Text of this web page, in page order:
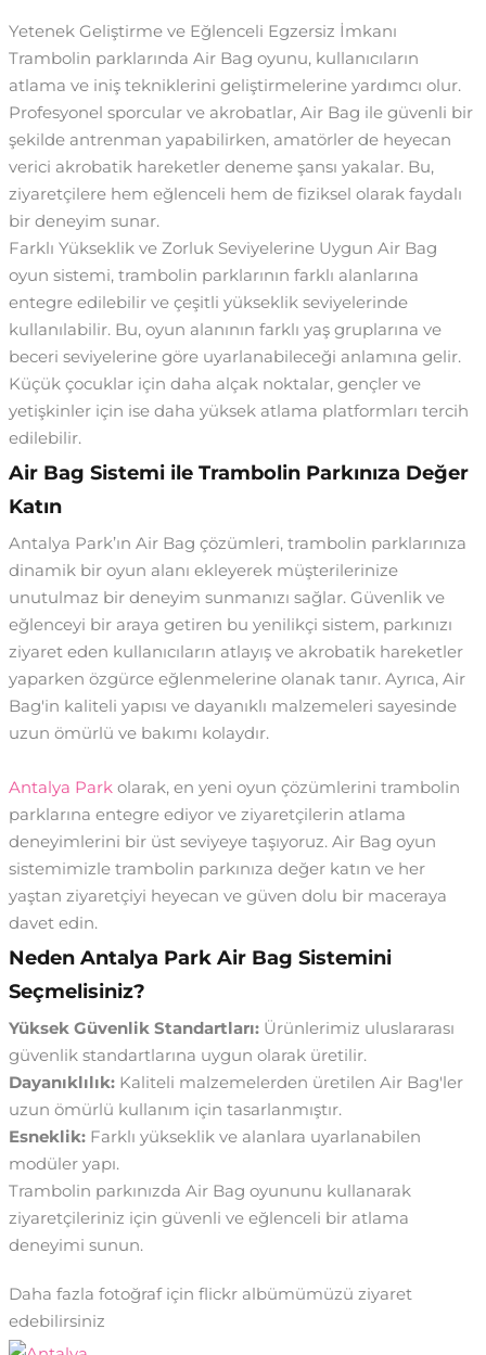
Yetenek Geliştirme ve Eğlenceli Egzersiz İmkanı
Trambolin parklarında Air Bag oyunu, kullanıcıların
atlama ve iniş tekniklerini geliştirmelerine yardımcı olur.
Profesyonel sporcular ve akrobatlar, Air Bag ile güvenli bir
şekilde antrenman yapabilirken, amatörler de heyecan
verici akrobatik hareketler deneme şansı yakalar. Bu,
ziyaretçilere hem eğlenceli hem de fiziksel olarak faydalı
bir deneyim sunar.
Farklı Yükseklik ve Zorluk Seviyelerine Uygun Air Bag
oyun sistemi, trambolin parklarının farklı alanlarına
entegre edilebilir ve çeşitli yükseklik seviyelerinde
kullanılabilir. Bu, oyun alanının farklı yaş gruplarına ve
beceri seviyelerine göre uyarlanabileceği anlamına gelir.
Küçük çocuklar için daha alçak noktalar, gençler ve
yetişkinler için ise daha yüksek atlama platformları tercih
edilebilir.
Air Bag Sistemi ile Trambolin Parkınıza Değer
Katın
Antalya Park’ın Air Bag çözümleri, trambolin parklarınıza
dinamik bir oyun alanı ekleyerek müşterilerinize
unutulmaz bir deneyim sunmanızı sağlar. Güvenlik ve
eğlenceyi bir araya getiren bu yenilikçi sistem, parkınızı
ziyaret eden kullanıcıların atlayış ve akrobatik hareketler
yaparken özgürce eğlenmelerine olanak tanır. Ayrıca, Air
Bag'in kaliteli yapısı ve dayanıklı malzemeleri sayesinde
uzun ömürlü ve bakımı kolaydır.
Antalya Parkolarak, en yeni oyun çözümlerini trambolin
parklarına entegre ediyor ve ziyaretçilerin atlama
deneyimlerini bir üst seviyeye taşıyoruz. Air Bag oyun
sistemimizle trambolin parkınıza değer katın ve her
yaştan ziyaretçiyi heyecan ve güven dolu bir maceraya
davet edin.
Neden Antalya Park Air Bag Sistemini
Seçmelisiniz?
Yüksek Güvenlik Standartları: Ürünlerimiz uluslararası
güvenlik standartlarına uygun olarak üretilir.
Dayanıklılık: Kaliteli malzemelerden üretilen Air Bag'ler
uzun ömürlü kullanım için tasarlanmıştır.
Esneklik:Farklı yükseklik ve alanlara uyarlanabilen
modüler yapı.
Trambolin parkınızda Air Bag oyununu kullanarak
ziyaretçileriniz için güvenli ve eğlenceli bir atlama
deneyimi sunun.
Daha fazla fotoğraf için flickr albümümüzü ziyaret
edebilirsiniz